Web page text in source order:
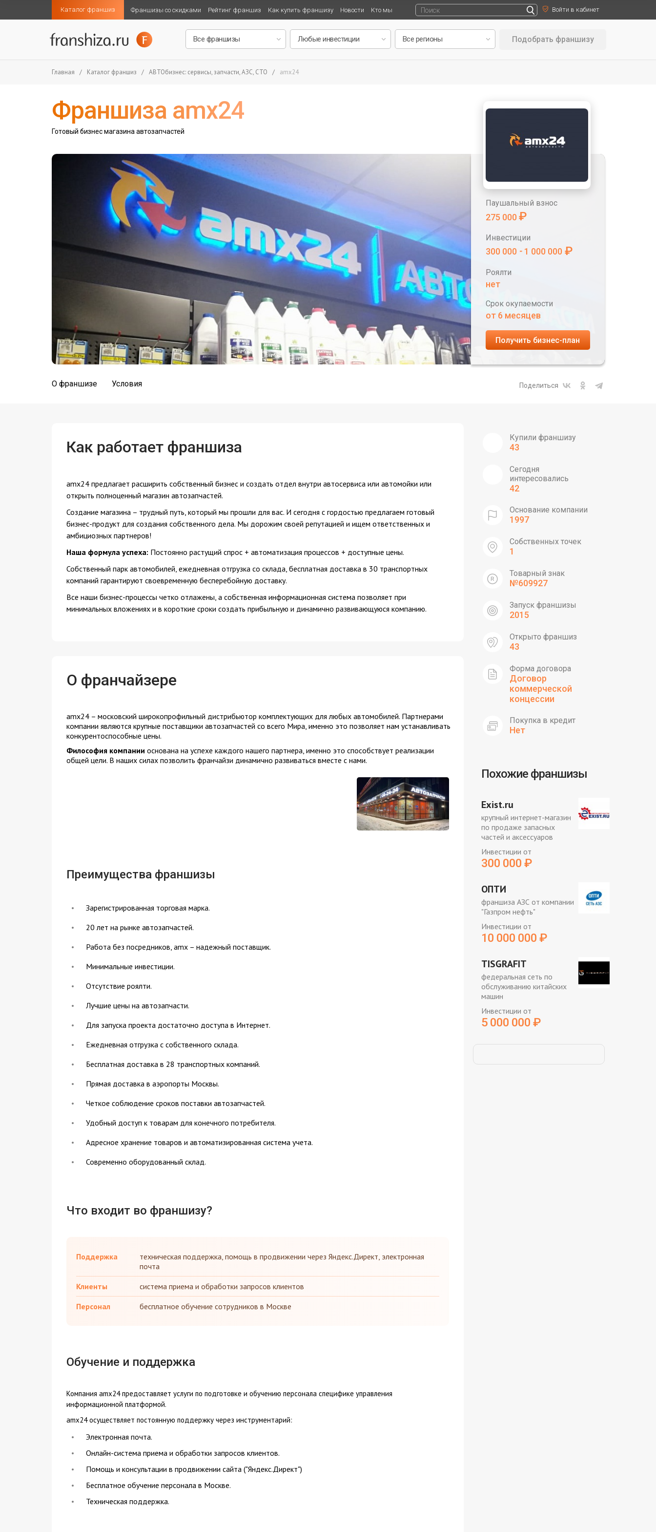
Каталог франшиз Франшизы со скидками Рейтинг франшиз Как купить франшизу Новости Кто мы Войти в кабинет
Подобрать франшизу
Главная / Каталог франшиз / АВТОбизнес: сервисы, запчасти, АЗС, СТО / amx24
Франшиза amx24
Готовый бизнес магазина автозапчастей
Паушальный взнос
275 000₽
Инвестиции
300 000 - 1 000 000 ₽
Роялти
нет
Срок окупаемости
от 6 месяцев
Получить бизнес-план
О франшизе Условия Поделиться
Как работает франшиза
amx24 предлагает расширить собственный бизнес и создать отдел внутри автосервиса или автомойки или
открыть полноценный магазин автозапчастей.
Создание магазина – трудный путь, который мы прошли для вас. И сегодня с гордостью предлагаем готовый
бизнес-продукт для создания собственного дела. Мы дорожим своей репутацией и ищем ответственных и
амбициозных партнеров!
Наша формула успеха: Постоянно растущий спрос + автоматизация процессов + доступные цены.
Собственный парк автомобилей, ежедневная отгрузка со склада, бесплатная доставка в 30 транспортных
компаний гарантируют своевременную бесперебойную доставку.
Все наши бизнес-процессы четко отлажены, а собственная информационная система позволяет при
минимальных вложениях и в короткие сроки создать прибыльную и динамично развивающуюся компанию.
О франчайзере
amx24 – московский широкопрофильный дистрибьютор комплектующих для любых автомобилей. Партнерами
компании являются крупные поставщики автозапчастей со всего Мира, именно это позволяет нам устанавливать
конкурентоспособные цены.
Философия компании основана на успехе каждого нашего партнера, именно это способствует реализации
общей цели. В наших силах позволить франчайзи динамично развиваться вместе с нами.
Преимущества франшизы
Зарегистрированная торговая марка.
20 лет на рынке автозапчастей.
Работа без посредников, amx – надежный поставщик.
Минимальные инвестиции.
Отсутствие роялти.
Лучшие цены на автозапчасти.
Для запуска проекта достаточно доступа в Интернет.
Ежедневная отгрузка с собственного склада.
Бесплатная доставка в 28 транспортных компаний.
Прямая доставка в аэропорты Москвы.
Четкое соблюдение сроков поставки автозапчастей.
Удобный доступ к товарам для конечного потребителя.
Адресное хранение товаров и автоматизированная система учета.
Современно оборудованный склад.
Что входит во франшизу?
Поддержка
техническая поддержка, помощь в продвижении через Яндекс.Директ, электронная
почта
Клиенты система приема и обработки запросов клиентов
Персонал бесплатное обучение сотрудников в Москве
Обучение и поддержка
Компания amx24 предоставляет услуги по подготовке и обучению персонала специфике управления
информационной платформой.
amx24 осуществляет постоянную поддержку через инструментарий:
Электронная почта.
Онлайн-система приема и обработки запросов клиентов.
Помощь и консультации в продвижении сайта ("Яндекс.Директ")
Бесплатное обучение персонала в Москве.
Техническая поддержка.
Купили франшизу
43
Сегодня
интересовались
42
Основание компании
1997
Собственных точек
1
Товарный знак
№609927
Запуск франшизы
2015
Открыто франшиз
43
Форма договора
Договор
коммерческой
концессии
Покупка в кредит
Нет
Похожие франшизы
Exist.ru
крупный интернет-магазин
по продаже запасных
частей и аксессуаров
Инвестиции от
300 000 ₽
ОПТИ
франшиза АЗС от компании
"Газпром нефть"
Инвестиции от
10 000 000 ₽
TISGRAFIT
федеральная сеть по
обслуживанию китайских
машин
Инвестиции от
5 000 000 ₽